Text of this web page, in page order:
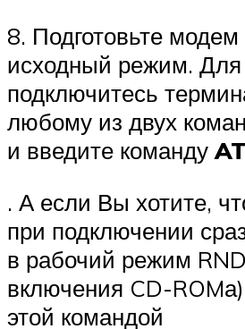
8. Подготовьте модем
исходный режим. Для
подключитесь
любому из двух
и введите команду
. А если Вы хотите,
при подключении
в рабочий режим
включения CD-
этой командой